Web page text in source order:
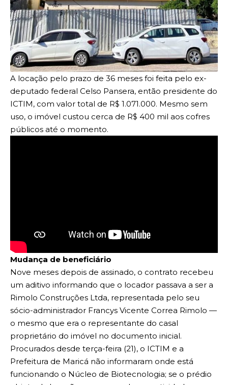
A locação pelo prazo de 36 meses foi feita pelo ex-
deputado federal Celso Pansera, então presidente do
ICTIM, com valor total de R$ 1.071.000. Mesmo sem
uso, o imóvel custou cerca de R$ 400 mil aos cofres
públicos até o momento.
Mudança de beneficiário
Nove meses depois de assinado, o contrato recebeu
um aditivo informando que o locador passava a ser a
Rimolo Construções Ltda, representada pelo seu
sócio-administrador Francys Vicente Correa Rimolo —
o mesmo que era o representante do casal
proprietário do imóvel no documento inicial.
Procurados desde terça-feira (21), o ICTIM e a
Prefeitura de Maricá não informaram onde está
funcionando o Núcleo de Biotecnologia; se o prédio